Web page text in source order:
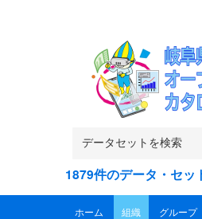
1879件のデータ・セッ
ホーム 組織 グループ